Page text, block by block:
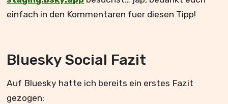
einfach in den Kommentaren fuer diesen Tipp!
Bluesky Social Fazit
Auf Bluesky hatte ich bereits ein erstes Fazit
gezogen: